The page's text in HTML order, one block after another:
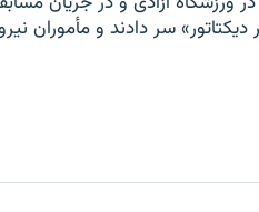
سر دادند و مأموران